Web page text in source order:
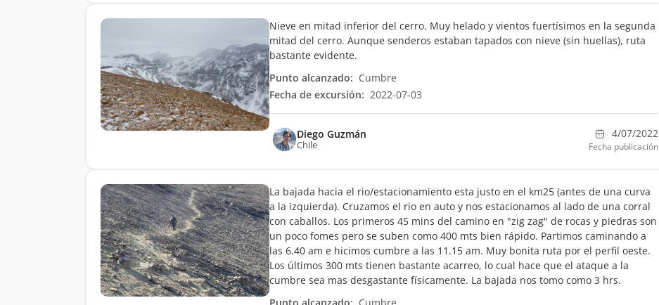
Nieve en mitad inferior del cerro. Muy helado y vientos fuertísimos en la segunda
mitad del cerro. Aunque senderos estaban tapados con nieve (sin huellas), ruta
bastante evidente.
Punto alcanzado: Cumbre
Fecha de excursión: 2022-07-03
Diego Guzmán
Chile
4/07/2022
Fecha publicación
La bajada hacia el rio/estacionamiento esta justo en el km25 (antes de una curva
a la izquierda). Cruzamos el rio en auto y nos estacionamos al lado de una corral
con caballos. Los primeros 45 mins del camino en "zig zag" de rocas y piedras son
un poco fomes pero se suben como 400 mts bien rápido. Partimos caminando a
las 6.40 am e hicimos cumbre a las 11.15 am. Muy bonita ruta por el perfil oeste.
Los últimos 300 mts tienen bastante acarreo, lo cual hace que el ataque a la
cumbre sea mas desgastante físicamente. La bajada nos tomo como 3 hrs.